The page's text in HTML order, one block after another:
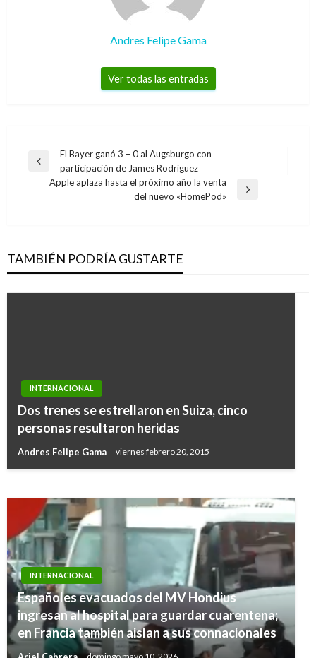
Andres Felipe Gama
Ver todas las entradas
Navegación
Entrada
anterior
El Bayer ganó 3 – 0 al Augsburgo con
participación de James Rodríguez
Apple aplaza hasta el próximo año la venta
del nuevo «HomePod»
TAMBIÉN PODRÍA GUSTARTE
INTERNACIONAL
Dos trenes se estrellaron en Suiza, cinco
personas resultaron heridas
Andres Felipe Gama viernes febrero 20, 2015
Los niños venezolanos están muriendo de
INTERNACIONAL
Españoles evacuados del MV Hondius
ingresan al hospital para guardar cuarentena;
en Francia también aislan a sus connacionales